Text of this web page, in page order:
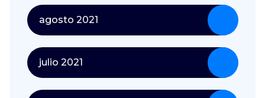
agosto 2021
julio 2021